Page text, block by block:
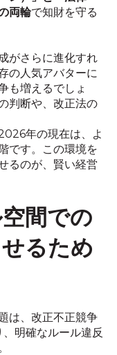
両輪で知財を守る
がさらに進化すれ
の人気アバターに
も増えるでしょ
判断や、改正法の
年の現在は、よ
です。この環境を
るのが、賢い経営
間での
るため
は、改正不正競争
明確なルール違反